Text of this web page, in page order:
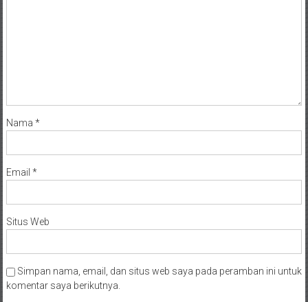
Nama *
Email *
Situs Web
Simpan nama, email, dan situs web saya pada peramban ini untuk
komentar saya berikutnya.